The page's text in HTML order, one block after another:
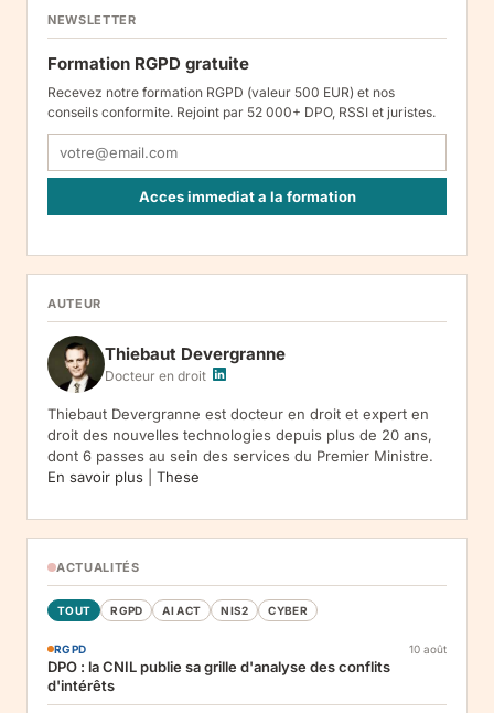
NEWSLETTER
Formation RGPD gratuite
Recevez notre formation RGPD (valeur 500 EUR) et nos
conseils conformite. Rejoint par 52 000+ DPO, RSSI et juristes.
Acces immediat a la formation
05120, Lituanie. Finalite : inscription a la newsletter et reception
de nos communications. Base legale : consentement (art. 6.1.a
(hebergement), Amazon SES (envoi des emails). Conservation :
jusqu'a desinscription. Droits : acces, rectification, effacement,
limitation, opposition, portabilite -- exercez vos droits via notre
Reclamation :.
AUTEUR
Thiebaut Devergranne
Docteur en droit
Thiebaut Devergranne est docteur en droit et expert en
droit des nouvelles technologies depuis plus de 20 ans,
dont 6 passes au sein des services du Premier Ministre.
En savoir plus
These
ACTUALITÉS
TOUT RGPD AI ACT NIS2 CYBER
RGPD 10 août
DPO : la CNIL publie sa grille d'analyse des conflits
d'intérêts